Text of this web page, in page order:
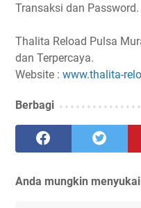
Transaksi dan Password.
Thalita Reload Pulsa
dan Terpercaya.
Website : www.thalita-
Berbagi
Anda mungkin